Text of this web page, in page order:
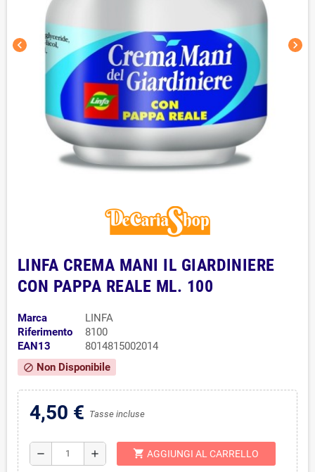
chevron_left chevron_right
LINFA CREMA MANI IL GIARDINIERE
CON PAPPA REALE ML. 100
Marca
LINFA
Riferimento
8100
EAN13
8014815002014
block Non Disponibile
4,50 € Tasse incluse
remove add shopping_cart AGGIUNGI AL CARRELLO